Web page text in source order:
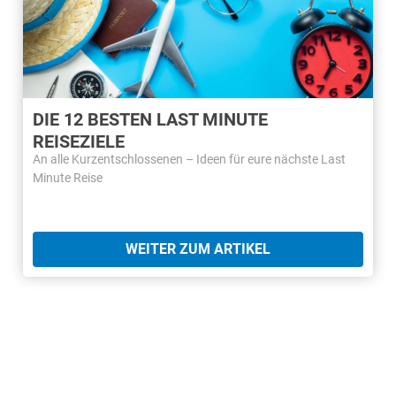
DIE 12 BESTEN LAST MINUTE
REISEZIELE
An alle Kurzentschlossenen – Ideen für eure nächste Last
Minute Reise
WEITER ZUM ARTIKEL